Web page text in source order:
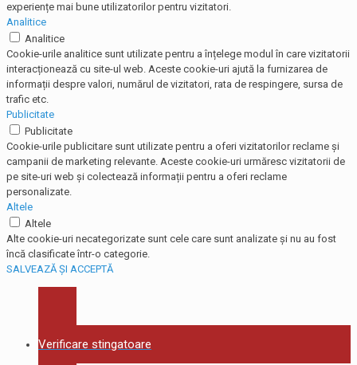
experiențe mai bune utilizatorilor pentru vizitatori.
Analitice
Analitice
Cookie-urile analitice sunt utilizate pentru a înțelege modul în care vizitatorii
interacționează cu site-ul web. Aceste cookie-uri ajută la furnizarea de
informații despre valori, numărul de vizitatori, rata de respingere, sursa de
trafic etc.
Publicitate
Publicitate
Cookie-urile publicitare sunt utilizate pentru a oferi vizitatorilor reclame și
campanii de marketing relevante. Aceste cookie-uri urmăresc vizitatorii de
pe site-uri web și colectează informații pentru a oferi reclame
personalizate.
Altele
Altele
Alte cookie-uri necategorizate sunt cele care sunt analizate și nu au fost
încă clasificate într-o categorie.
SALVEAZĂ ȘI ACCEPTĂ
Verificare stingatoare